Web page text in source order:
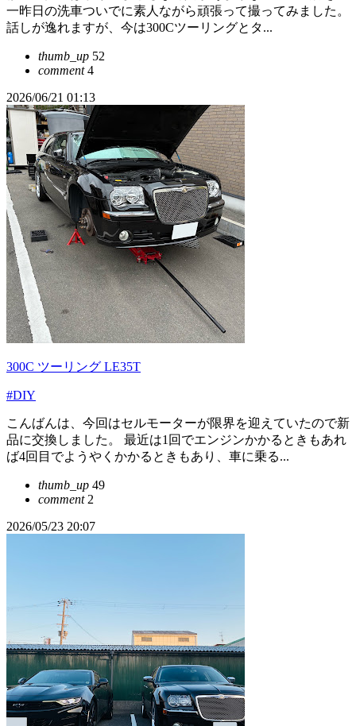
一昨日の洗車ついでに素人ながら頑張って撮ってみました。
話しが逸れますが、今は300Cツーリングとタ...
thumb_up 52
comment4
2026/06/21 01:13
300C ツーリング LE35T
#DIY
こんばんは、今回はセルモーターが限界を迎えていたので新
品に交換しました。 最近は1回でエンジンかかるときもあれ
ば4回目でようやくかかるときもあり、車に乗る...
thumb_up 49
comment2
2026/05/23 20:07